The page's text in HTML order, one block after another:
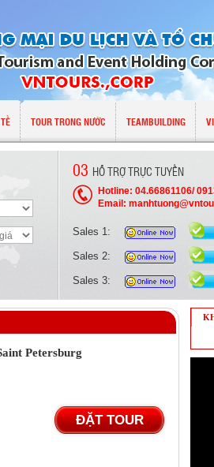
TOUR TRONG NƯỚC TEAMBUILDING
03 HỖ TRỢ TRỰC TUYẾN
Hotline: 04.66861106/
Email:
Sales 1:
Sales 2:
Sales 3:
Petersburg
ĐẶT TOUR